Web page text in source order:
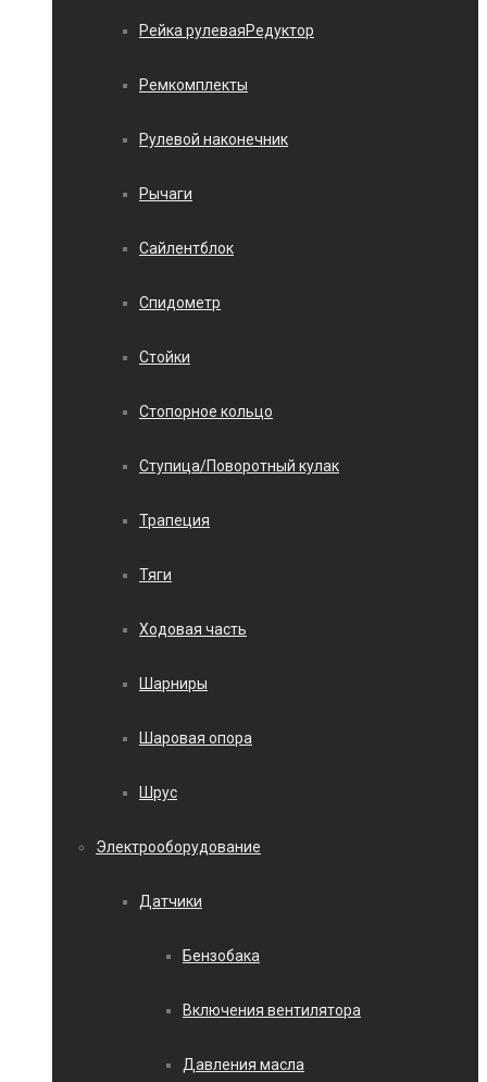
Рейка рулеваяРедуктор
Ремкомплекты
Рулевой наконечник
Рычаги
Сайлентблок
Спидометр
Стойки
Стопорное кольцо
Ступица/Поворотный кулак
Трапеция
Тяги
Ходовая часть
Шарниры
Шаровая опора
Шрус
Электрооборудование
Датчики
Бензобака
Включения вентилятора
Давления масла